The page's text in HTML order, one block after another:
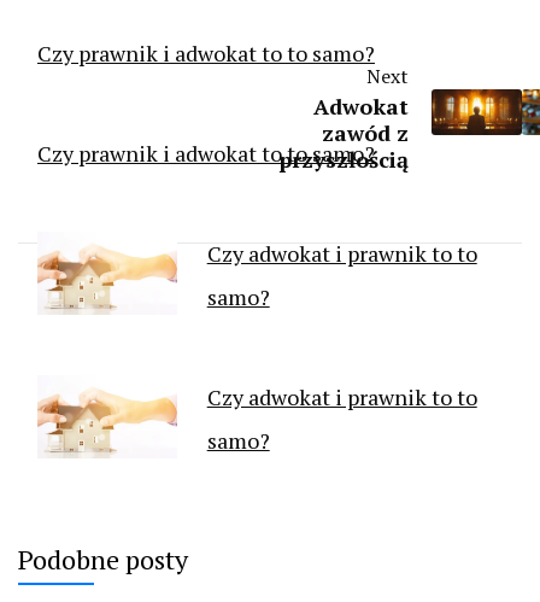
Czy prawnik i adwokat to to samo?
Czy prawnik i adwokat to to samo?
Czy adwokat i prawnik to to
samo?
Czy adwokat i prawnik to to
samo?
Next
Adwokat
zawód z
przyszłością
Podobne posty